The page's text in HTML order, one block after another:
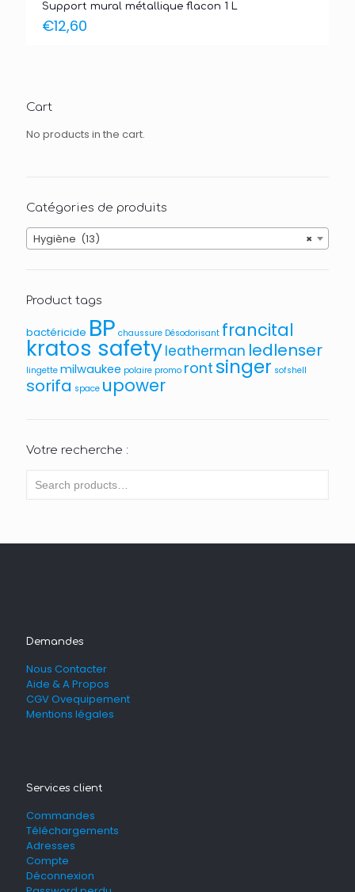
Support mural métallique flacon 1 L
€12,60
Cart
No products in the cart.
Catégories de produits
×
Hygiène (13)
Product tags
bactéricide BP chaussure Désodorisant francital
kratos safetyleatherman ledlenser
lingette milwaukee polaire promo ront singer sofshell
sorifa space upower
Votre recherche :
Demandes
Nous Contacter
Aide & A Propos
CGV Ovequipement
Mentions légales
Services client
Commandes
Téléchargements
Adresses
Compte
Déconnexion